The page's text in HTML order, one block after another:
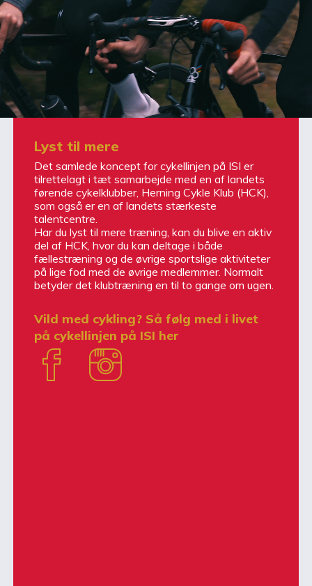
Lyst til mere
Det samlede koncept for cykellinjen på ISI er
tilrettelagt i tæt samarbejde med en af landets
førende cykelklubber, Herning Cykle Klub (HCK),
som også er en af landets stærkeste
talentcentre.
Har du lyst til mere træning, kan du blive en aktiv
del af HCK, hvor du kan deltage i både
fællestræning og de øvrige sportslige aktiviteter
på lige fod med de øvrige medlemmer. Normalt
betyder det klubtræning en til to gange om ugen.
Vild med cykling? Så følg med i livet
på cykellinjen på ISI her